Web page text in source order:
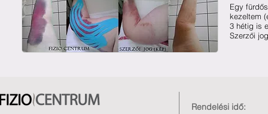
Egy
kezeltem
3 hétig is
Szerzői
Rendelési idő: